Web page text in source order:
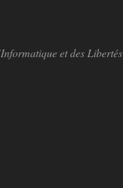
et des Libertés